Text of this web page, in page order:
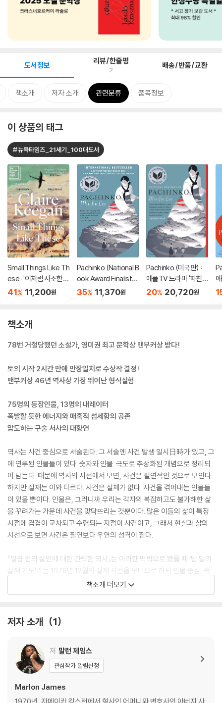
도서정보 리뷰/한줄평
2 배송/반품/교환
책소개 저자 소개 관련분류 품목정보
이 상품의 태그
#뉴욕타임즈_21세기_100대도서
Small Things Like Th
ese : '이처럼 사소한
것들' 원서
41% 11,200원
Pachinko (National B
ook Award Finalist) :
애플TV 드라마 '파친
35% 11,370원
Pachinko (미국판) :
애플TV 드라마 '파친
코' 원작소설
20% 20,720원
책소개
78번 거절당했던 소설가, 영미권 최고 문학상 맨부커상 받다!
토의 시작 2시간 만에 만장일치로 수상작 결정!
맨부커상 46년 역사상 가장 뛰어난 형식실험
75명의 등장인물, 13명의 내레이터
폭발할 듯한 에너지와 매혹적 섬세함의 공존
압도하는 구술 서사의 대향연
역사는 사건 중심으로 서술된다. 그 서술엔 사건 발생 일시日時가 있고, 그
에 연루된 인물들이 있다. 숫자와 인물. 극도로 추상화된 개념으로 정리되
어 남는다. 때문에 역사의 시선에서 보면, 사건은 필연적인 것으로 보인다.
하지만 실재는 이와 다르다. 사건은 실체가 없다. 사건을 겪어내는 인물들
이 있을 뿐이다. 인물은, 그러니까 우리는 각자의 복잡하고도 불가해한 삶
을 꾸려가는 가운데 사건을 맞닥뜨리는 것뿐이다. 많은 이들의 삶이 특정
시점에 겹겹이 교차되고 수렴되는 지점이 사건이고, 그래서 현실과 삶의
시선으로 보면 사건은 필연보다 우연의 성격이 짙다.
『일곱 건의 살인에 대한 간략한 역사』는 이러한 맥락으로 봤을 때 ‘밥 말리
살해 기도’라는 1976년 12월의 실제 사건을 모티브로 하되 인물 중심, 즉
삶의 시점에서 이야기를 풀었다. 총 13명의 화자가 일곱 건의 살인과 연루
된 자신의 삶을, 그 사건이 지나고 나서도 기어이 이어지고 있는 자신의 이
다. 독자들은 화자들의 이야기를 통해 우연과 우연이 만나 어떻게 필연과
『일곱 건의 살인에 대한 간략한 역사』는 총 5부로 구성되어 있다. 1976년
12월 2일, 사건이 있기 하루 전의 일이 소개되는 1부, ‘밥 말리 살해 기도’사
경으로 한 3부, 9년 후인 4부, 5부에선 15년 후인 1991년을 사는 인물들
책소개 더보기
저자 소개 1
저 말런 제임스
관심작가 알림신청
Marlon James